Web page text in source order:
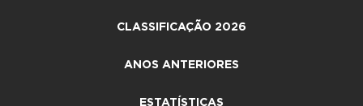
CLASSIFICAÇÃO 2026
ANOS ANTERIORES
ESTATÍSTICAS